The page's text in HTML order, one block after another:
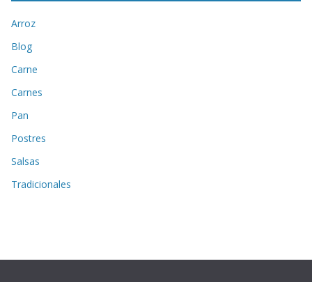
Arroz
Blog
Carne
Carnes
Pan
Postres
Salsas
Tradicionales